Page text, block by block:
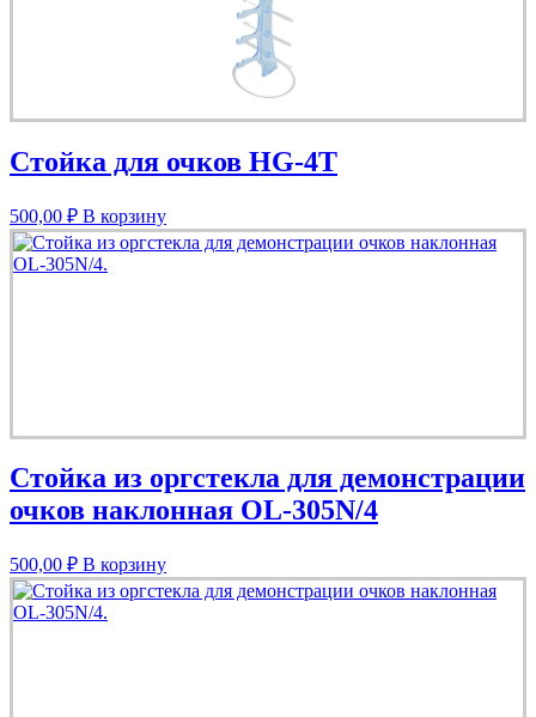
Стойка для очков HG-4T
500,00 ₽ В корзину
Стойка из оргстекла для демонстрации
очков наклонная OL-305N/4
500,00 ₽ В корзину